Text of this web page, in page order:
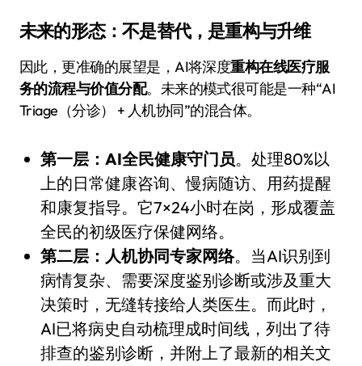
未来的形态：不是替代，是重构与升维
因此，更准确的展望是，AI将深度重构在线医疗服
务的流程与价值分配。未来的模式很可能是一种“AI
Triage（分诊） + 人机协同”的混合体。
第一层：AI全民健康守门员。处理80%以
上的日常健康咨询、慢病随访、用药提醒
和康复指导。它7×24小时在岗，形成覆盖
全民的初级医疗保健网络。
第二层：人机协同专家网络。当AI识别到
病情复杂、需要深度鉴别诊断或涉及重大
决策时，无缝转接给人类医生。而此时，
AI已将病史自动梳理成时间线，列出了待
排查的鉴别诊断，并附上了最新的相关文